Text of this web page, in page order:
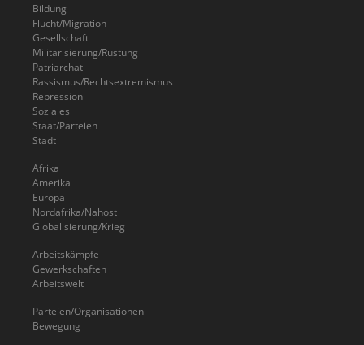
Bildung
Flucht/Migration
Gesellschaft
Militarisierung/Rüstung
Patriarchat
Rassismus/Rechtsextremismus
Repression
Soziales
Staat/Parteien
Stadt
Afrika
Amerika
Europa
Nordafrika/Nahost
Globalisierung/Krieg
Arbeitskämpfe
Gewerkschaften
Arbeitswelt
Parteien/Organisationen
Bewegung